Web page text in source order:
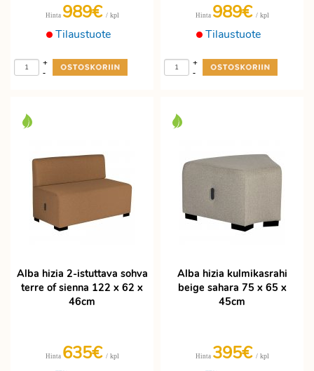
Tilaustuote
Hinta 989€ / kpl
-
+
Tilaustuote
Hinta 989€ / kpl
-
+
Alba hizia 2-istuttava sohva
terre of sienna 122 x 62 x
46cm
Hinta 635€ / kpl
Alba hizia kulmikasrahi
beige sahara 75 x 65 x
45cm
Hinta 395€ / kpl